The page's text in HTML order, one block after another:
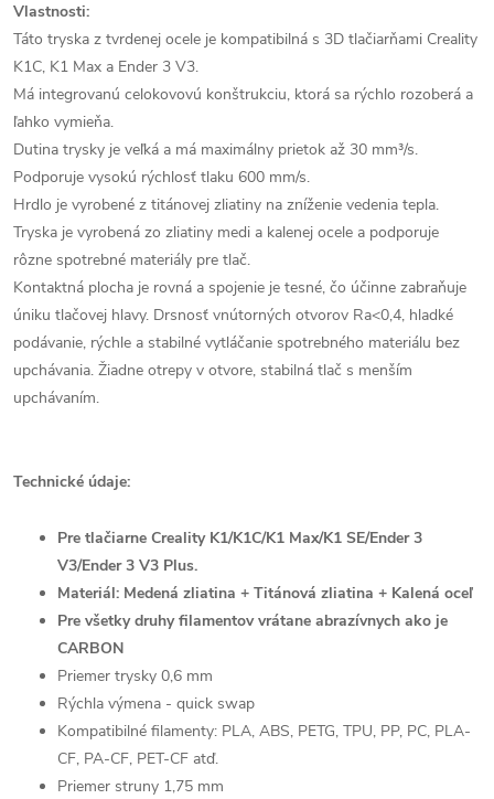
Vlastnosti:
Táto tryska z tvrdenej ocele je kompatibilná s 3D tlačiarňami Creality
K1C, K1 Max a Ender 3 V3.
Má integrovanú celokovovú konštrukciu, ktorá sa rýchlo rozoberá a
ľahko vymieňa.
Dutina trysky je veľká a má maximálny prietok až 30 mm³/s.
Podporuje vysokú rýchlosť tlaku 600 mm/s.
Hrdlo je vyrobené z titánovej zliatiny na zníženie vedenia tepla.
Tryska je vyrobená zo zliatiny medi a kalenej ocele a podporuje
rôzne spotrebné materiály pre tlač.
Kontaktná plocha je rovná a spojenie je tesné, čo účinne zabraňuje
úniku tlačovej hlavy. Drsnosť vnútorných otvorov Ra<0,4, hladké
podávanie, rýchle a stabilné vytláčanie spotrebného materiálu bez
upchávania. Žiadne otrepy v otvore, stabilná tlač s menším
upchávaním.
Technické údaje:
Pre tlačiarne Creality K1/K1C/K1 Max/K1 SE/Ender 3
V3/Ender 3 V3 Plus.
Materiál: Medená zliatina + Titánová zliatina + Kalená oceľ
Pre všetky druhy filamentov vrátane abrazívnych ako je
CARBON
Priemer trysky 0,6 mm
Rýchla výmena - quick swap
Kompatibilné filamenty: PLA, ABS, PETG, TPU, PP, PC, PLA-
CF, PA-CF, PET-CF atď.
Priemer struny 1,75 mm